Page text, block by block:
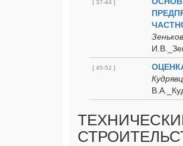
[ 37-44 ]
[ 45-52 ]